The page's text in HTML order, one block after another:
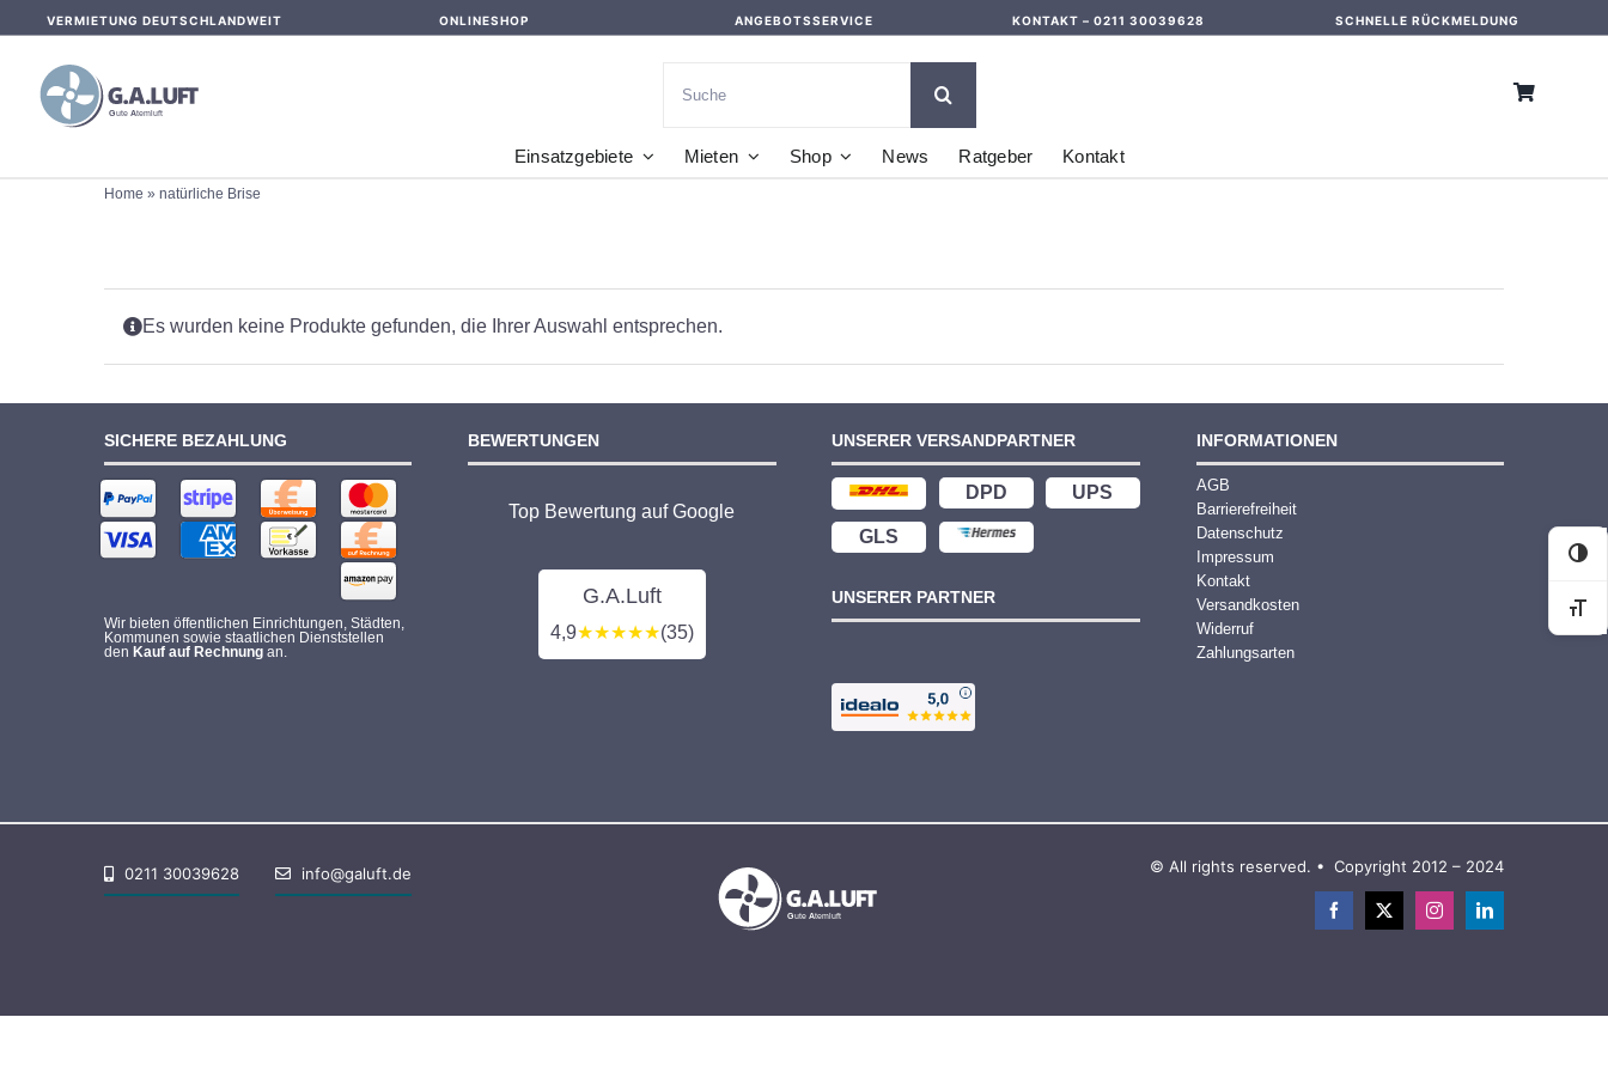
content
VERMIETUNG DEUTSCHLANDWEIT ONLINESHOP ANGEBOTSSERVICE KONTAKT – 0211 30039628 SCHNELLE RÜCKMELDUNG
nach:
Einsatzgebiete Mieten Shop News Ratgeber Kontakt
Home » natürliche Brise
Es wurden keine Produkte gefunden, die Ihrer Auswahl entsprechen.
SICHERE BEZAHLUNG
Wir bieten öffentlichen Einrichtungen, Städten,
Kommunen sowie staatlichen Dienststellen
den Kauf auf Rechnungan.
BEWERTUNGEN
Top Bewertung auf Google
G.A.Luft
4,9★★★★★(35)
UNSERER VERSANDPARTNER
DPD UPS
GLS
UNSERER PARTNER
INFORMATIONEN
AGB
Barrierefreiheit
Datenschutz
Impressum
Kontakt
Versandkosten
Widerruf
Zahlungsarten
0211 30039628 info@galuft.de © All rights reserved. • Copyright 2012 – 2024